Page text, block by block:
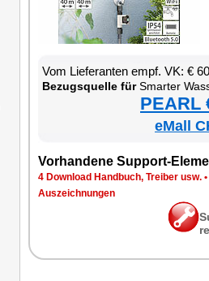
Vom Lie­fe­ran­ten empf. VK: €
Be­zugs­quel­le fürSmar­ter Was­ser­zäh­ler für
PEARL
eMall
Vor­han­de­ne Sup­port-
4 Down­load Hand­buch, Trei­ber usw. •
Aus­zeich­nun­gen